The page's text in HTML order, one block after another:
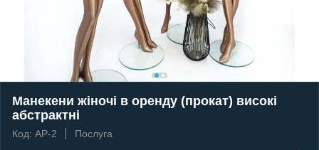
Манекени жіночі в оренду (прокат) високі
абстрактні
Код: АР-2 Послуга